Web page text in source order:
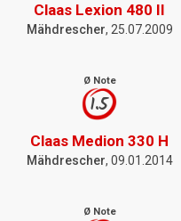
Claas Lexion 480 II
Mähdrescher, 25.07.2009
Ø Note
1.5
Claas Medion 330 H
Mähdrescher, 09.01.2014
Ø Note